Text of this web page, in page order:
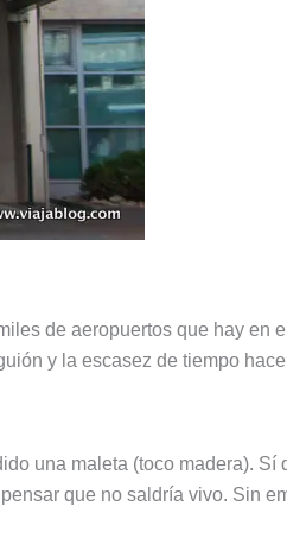
de aeropuertos que hay en el
y la escasez de tiempo
una maleta (toco madera). Sí
que no saldría vivo. Sin